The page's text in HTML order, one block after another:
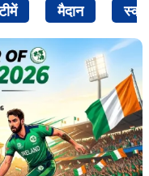
मैदान